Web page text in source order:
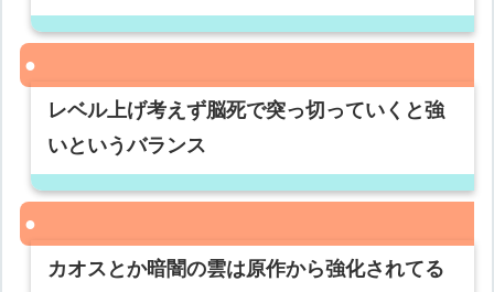
レベル上げ考えず脳死で突っ切っていくと強
いというバランス
カオスとか暗闇の雲は原作から強化されてる